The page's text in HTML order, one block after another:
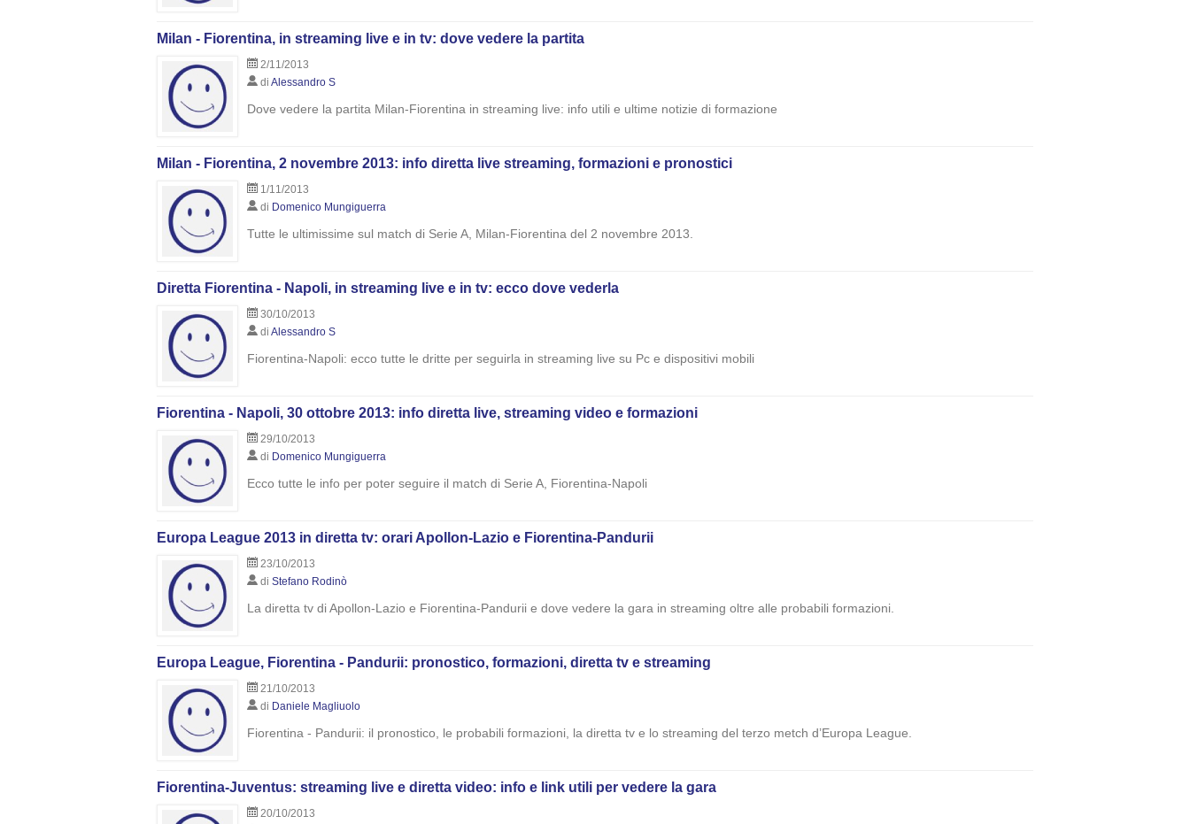
Milan - Fiorentina, in streaming live e in tv: dove vedere la partita
2/11/2013
di Alessandro S
Dove vedere la partita Milan-Fiorentina in streaming live: info utili e ultime notizie di formazione
Milan - Fiorentina, 2 novembre 2013: info diretta live streaming, formazioni e pronostici
1/11/2013
di Domenico Mungiguerra
Tutte le ultimissime sul match di Serie A, Milan-Fiorentina del 2 novembre 2013.
Diretta Fiorentina - Napoli, in streaming live e in tv: ecco dove vederla
30/10/2013
di Alessandro S
Fiorentina-Napoli: ecco tutte le dritte per seguirla in streaming live su Pc e dispositivi mobili
Fiorentina - Napoli, 30 ottobre 2013: info diretta live, streaming video e formazioni
29/10/2013
di Domenico Mungiguerra
Ecco tutte le info per poter seguire il match di Serie A, Fiorentina-Napoli
Europa League 2013 in diretta tv: orari Apollon-Lazio e Fiorentina-Pandurii
23/10/2013
di Stefano Rodinò
La diretta tv di Apollon-Lazio e Fiorentina-Pandurii e dove vedere la gara in streaming oltre alle probabili formazioni.
Europa League, Fiorentina - Pandurii: pronostico, formazioni, diretta tv e streaming
21/10/2013
di Daniele Magliuolo
Fiorentina - Pandurii: il pronostico, le probabili formazioni, la diretta tv e lo streaming del terzo metch d’Europa League.
Fiorentina-Juventus: streaming live e diretta video: info e link utili per vedere la gara
20/10/2013